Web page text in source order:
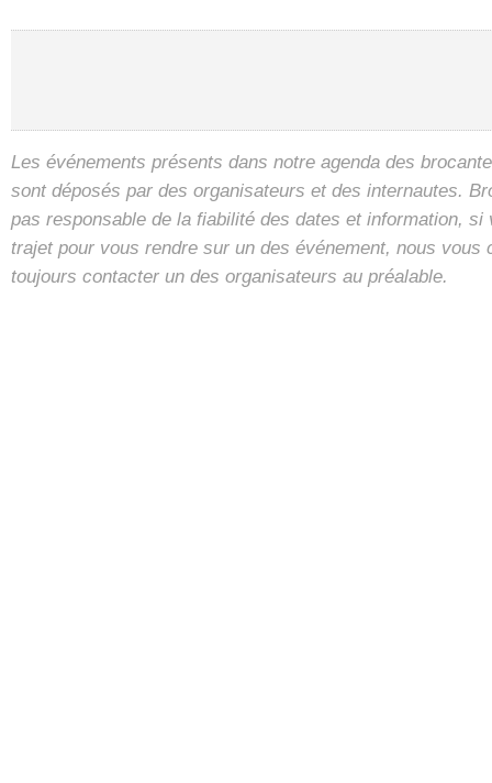
Les événements présents dans notre agenda des
sont déposés par des organisateurs et des internautes.
pas responsable de la fiabilité des dates et information, si
trajet pour vous rendre sur un des événement, nous vous
toujours contacter un des organisateurs au préalable.